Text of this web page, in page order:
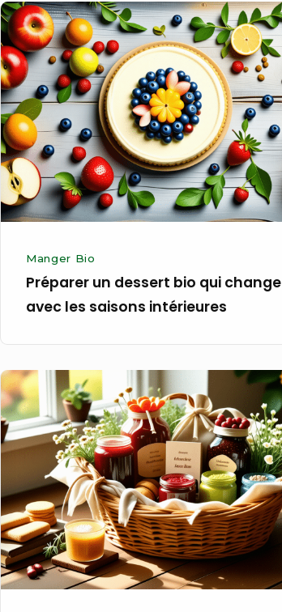
Préparer
un
dessert
bio
qui
change
avec
les
saisons
Manger Bio
Préparer un dessert bio qui change
avec les saisons intérieures
Offrir
un
panier
bio
parfums
de
nostalgie